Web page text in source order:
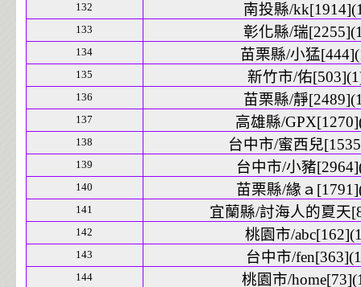
132 南投縣/
133 彰化縣/瑞
134 苗栗縣/小猛
135 新竹市/佑
136 苗栗縣/靜
137 高雄縣/
138 台中市/蜜西兒
139 台中市/小豬
140 苗栗縣/緣ａ
141 宜蘭縣/討海人的夏天
142 桃園市/
143 台中市/
144 桃園市/